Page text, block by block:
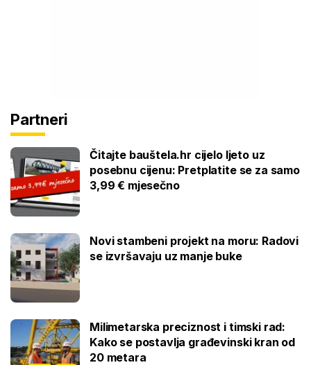
Partneri
Čitajte bauštela.hr cijelo ljeto uz
posebnu cijenu: Pretplatite se za samo
3,99 € mjesečno
Novi stambeni projekt na moru: Radovi
se izvršavaju uz manje buke
Milimetarska preciznost i timski rad:
Kako se postavlja građevinski kran od
20 metara